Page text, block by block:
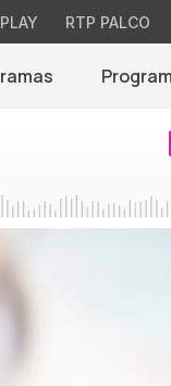
RTP PALCO